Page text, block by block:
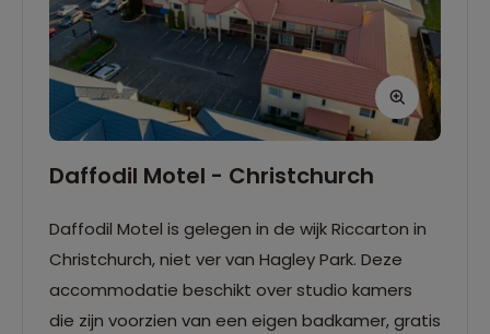
Daffodil Motel - Christchurch
Daffodil Motel is gelegen in de wijk Riccarton in
Christchurch, niet ver van Hagley Park. Deze
accommodatie beschikt over studio kamers
die zijn voorzien van een eigen badkamer, gratis